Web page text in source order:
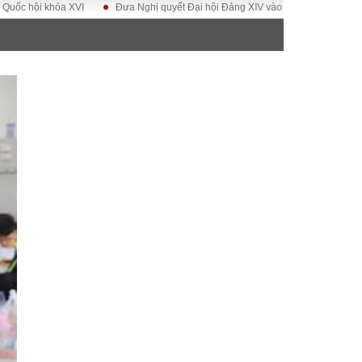
– Đô thị
XVI Đưa Nghị quyết Đại hội Đảng XIV vào cuộc sống